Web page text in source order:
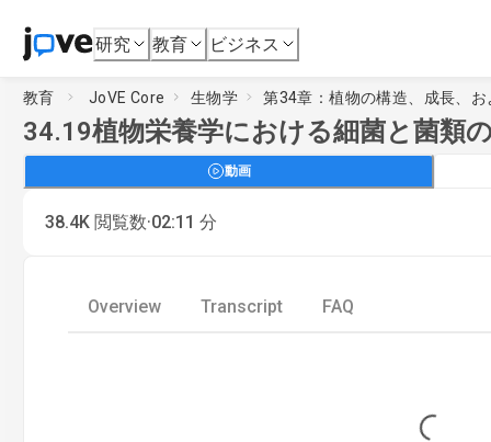
研究 教育 ビジネス
教育 JoVE Core 生物学 第34章：植物の構造、成長、お
34.19植物栄養学における細菌と菌類
動画
38.4K 閲覧数·02:11 分
Overview Transcript FAQ
Loading...